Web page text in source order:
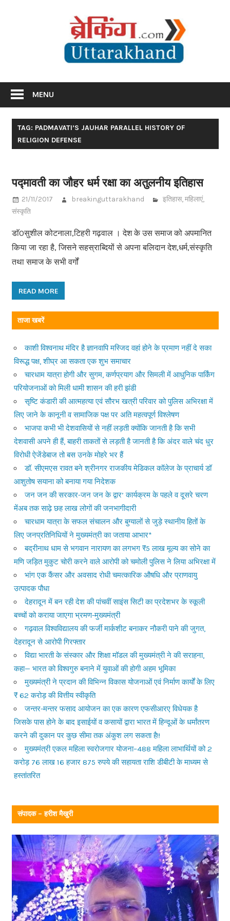
MENU
TAG: PADMAVATI’S JAUHAR PARALLEL HISTORY OF
RELIGION DEFENSE
पद्मावती का जौहर धर्म रक्षा का अतुलनीय इतिहास
21/11/2017 breakinguttarakhand इतिहास,महिलाएं,
संस्कृति
डाॅ0सुशील कोटनाला,टिहरी गढ़वाल । देश के उस समाज को अपमानित
किया जा रहा है, जिसने सहस्राब्दियों से अपना बलिदान देश,धर्म,संस्कृति
तथा समाज के सभी वर्गों
READ MORE
ताजा खबरें
काशी विश्वनाथ मंदिर है ज्ञानवापि मस्जिद वहां होने के प्रमाण नहीं दे सका
विरूद्ध पक्ष, शीघ्र आ सकता एक शुभ समाचार
चारधाम यात्रा होगी और सुगम, कर्णप्रयाग और सिमली में आधुनिक पार्किंग
परियोजनाओं को मिली धामी शासन की हरी झंडी
सृष्टि कंडारी की आत्महत्या एवं सौरभ खत्री परिवार को पुलिस अभिरक्षा में
लिए जाने के कानूनी व सामाजिक पक्ष पर अति महत्वपूर्ण विश्लेषण
भाजपा कभी भी देशवासियों से नहीं लड़ती क्योंकि जानती है कि सभी
देशवासी अपने ही हैं, बाहरी ताकतों से लड़ती है जानती है कि अंदर वाले चंद धुर
विरोधी ऐजेंडेबाज तो बस उनके मोहरे भर हैं
डॉ. सीएमएस रावत बने श्रीनगर राजकीय मेडिकल कॉलेज के प्राचार्य डॉ
आशुतोष सयाना को बनाया गया निदेशक
जन जन की सरकार-जन जन के द्वार’ कार्यक्रम के पहले व दूसरे चरण
मेंअब तक साढ़े छह लाख लोगों की जनभागीदारी
चारधाम यात्रा के सफल संचालन और बुग्यालों से जुड़े स्थानीय हितों के
लिए जनप्रतिनिधियों ने मुख्यमंत्री का जताया आभार*
बद्रीनाथ धाम से भगवान नारायण का लगभग ₹5 लाख मूल्य का सोने का
मणि जड़ित मुकुट चोरी करने वाले आरोपी को चमोली पुलिस ने लिया अभिरक्षा में
भांग एक कैंसर और अवसाद रोधी चमत्कारिक औषधि और प्राणवायु
उत्पादक पौधा
देहरादून में बन रही देश की पांचवीं साइंस सिटी का प्रदेशभर के स्कूली
बच्चों को कराया जाएगा भ्रमण-मुख्यमंत्री
गढ़वाल विश्वविद्यालय की फर्जी मार्कशीट बनाकर नौकरी पाने की जुगत,
देहरादून से आरोपी गिरफ्तार
विद्या भारती के संस्कार और शिक्षा मॉडल की मुख्यमंत्री ने की सराहना,
कहा— भारत को विश्वगुरु बनाने में युवाओं की होगी अहम भूमिका
मुख्यमंत्री ने प्रदान की विभिन्न विकास योजनाओं एवं निर्माण कार्यों के लिए
₹ 62 करोड़ की वित्तीय स्वीकृति
जन्तर-मन्तर फसाद आयोजन का एक कारण एफसीआरए विधेयक है
जिसके पास होने के बाद इसाईयों व कसायों द्वारा भारत में हिन्दूओं के धर्मांतरण
करने की दुकान पर कुछ सीमा तक अंकुश लग सकता है!!
मुख्यमंत्री एकल महिला स्वरोजगार योजना–488 महिला लाभार्थियों को 2
करोड़ 76 लाख 16 हजार 875 रुपये की सहायता राशि डीबीटी के माध्यम से
हस्तांतरित
संपादक – हरीश मैखुरी